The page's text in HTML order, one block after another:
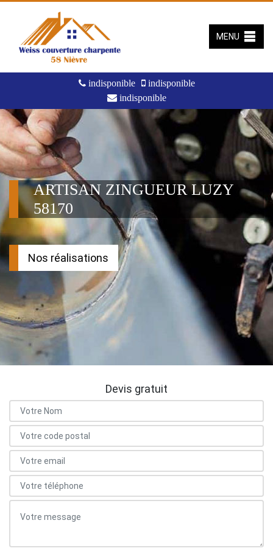
indisponible
indisponible
indisponible
MENU
ARTISAN ZINGUEUR LUZY
58170
Nos réalisations
Devis gratuit